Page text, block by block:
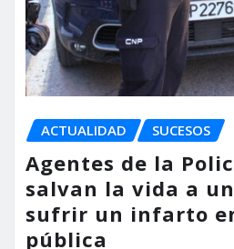
ACTUALIDAD SUCESOS
Agentes de la
salvan la vida a
sufrir un infarto
pública